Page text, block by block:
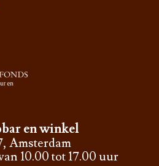
en winkel
Amsterdam
10.00 tot 17.00 uur